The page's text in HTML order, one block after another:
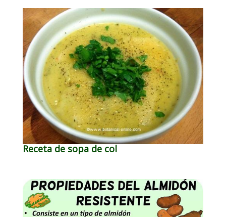
Receta de sopa de col